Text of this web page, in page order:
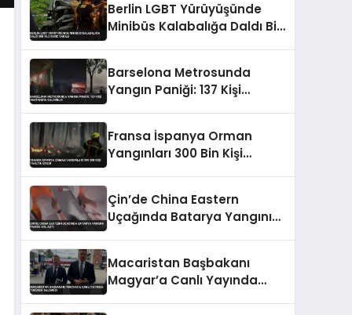
Berlin LGBT Yürüyüşünde
Minibüs Kalabalığa Daldı Bir
Barselona Metrosunda
Yangın Paniği: 137 Kişi
Fransa İspanya Orman
Yangınları 300 Bin Kişi
Çin’de China Eastern
Uçağında Batarya Yangını
Macaristan Başbakanı
Magyar’a Canlı Yayında